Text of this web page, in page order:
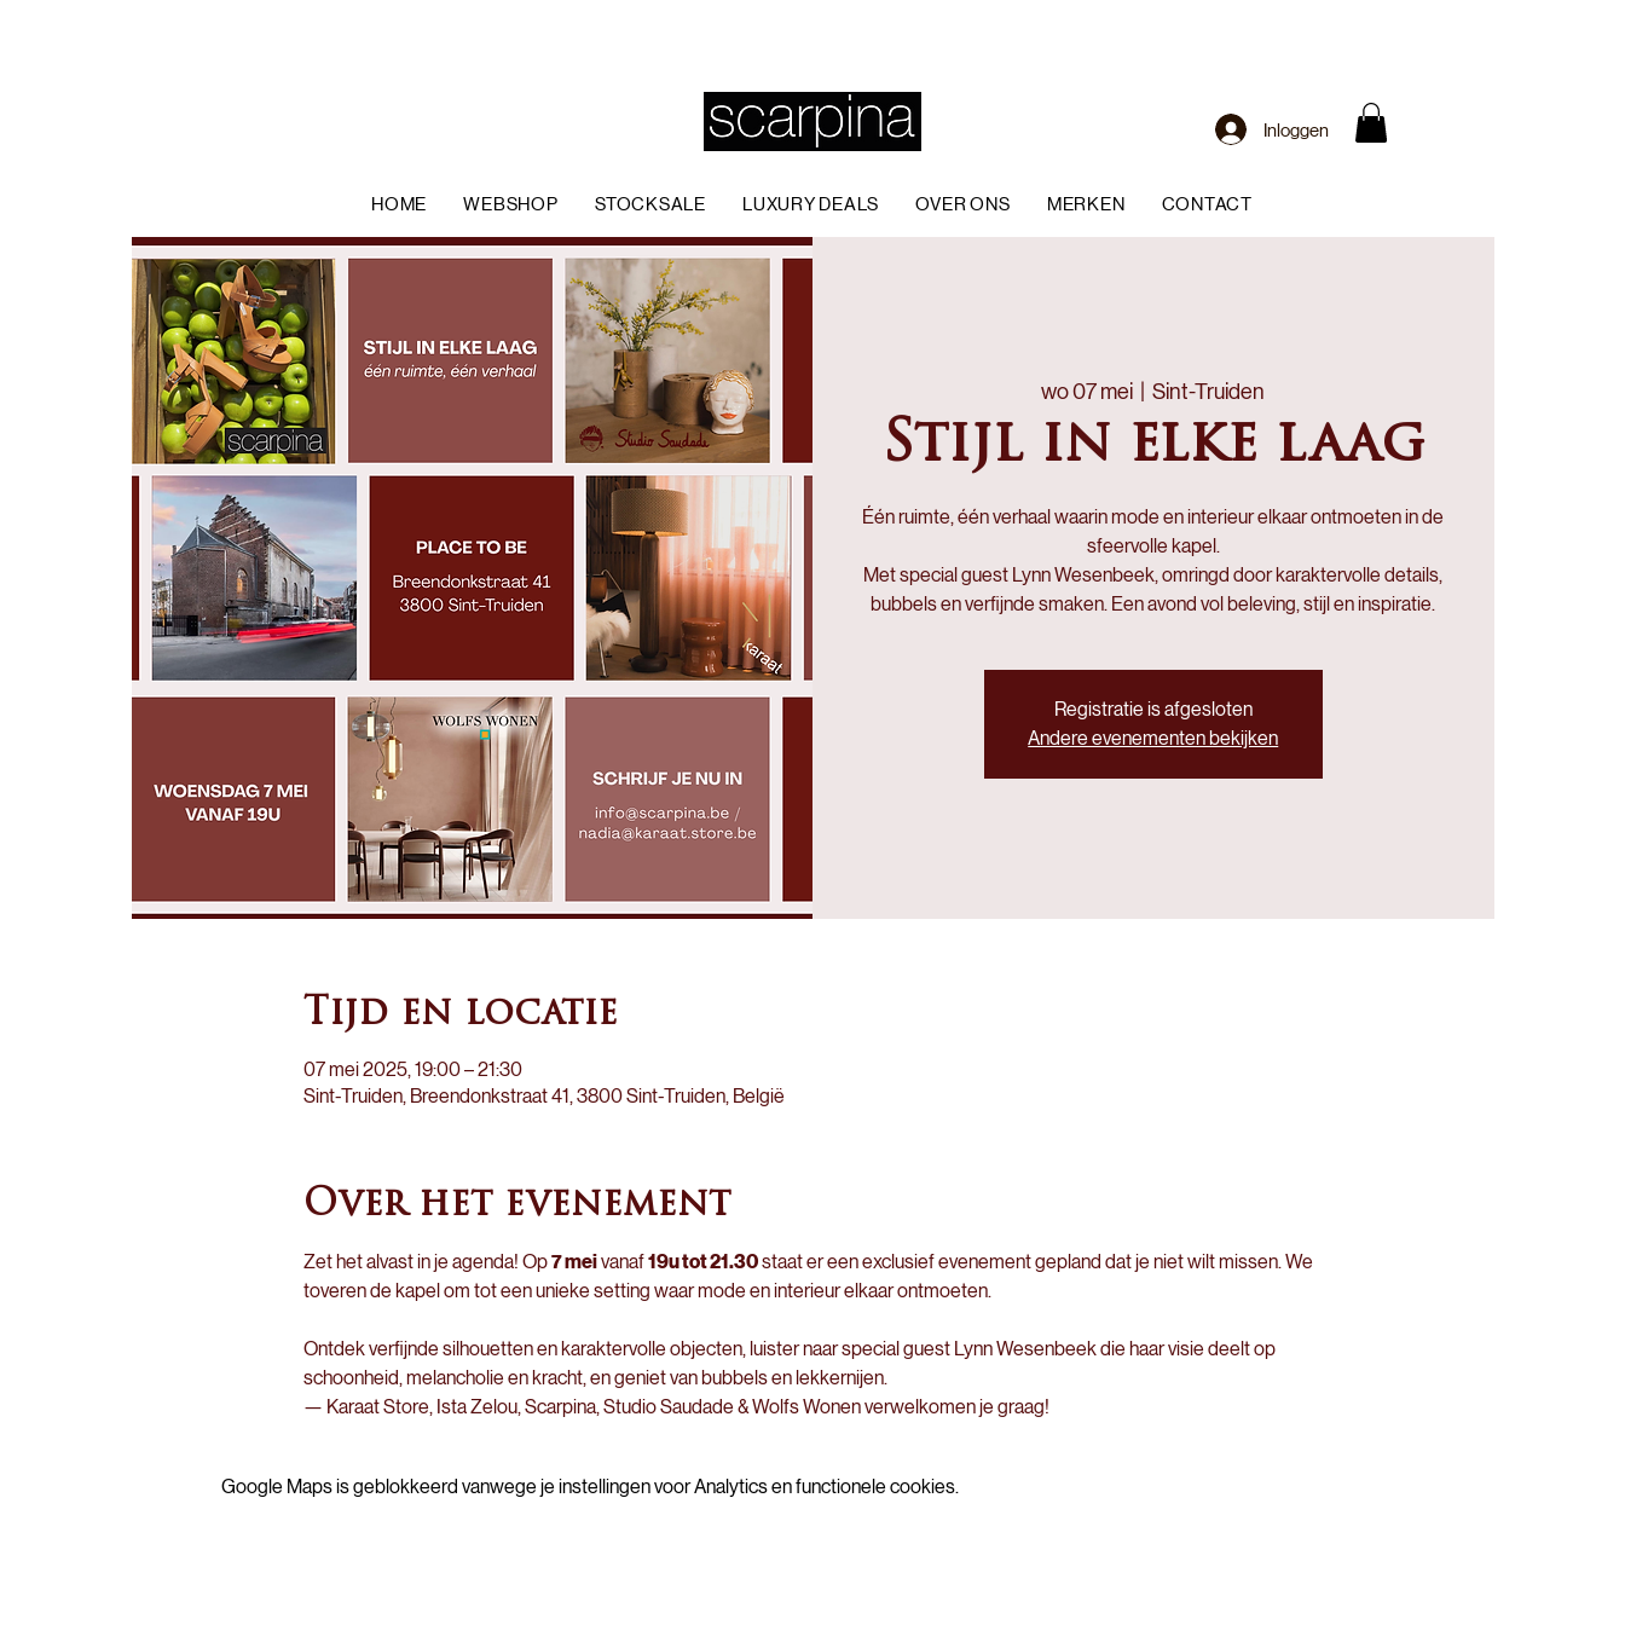
Inloggen
HOME WEBSHOP STOCKSALE LUXURY DEALS OVER ONS MERKEN CONTACT
wo 07 mei
  |
Sint-Truiden
Stijl in elke laag
Één ruimte, één verhaal waarin mode en interieur elkaar ontmoeten in de
sfeervolle kapel.
Met special guest Lynn Wesenbeek, omringd door karaktervolle details,
bubbels en verfijnde smaken. Een avond vol beleving, stijl en inspiratie.
Registratie is afgesloten
Andere evenementen bekijken
Tijd en locatie
07 mei 2025, 19:00 – 21:30
Sint-Truiden, Breendonkstraat 41, 3800 Sint-Truiden, België
Over het evenement
Zet het alvast in je agenda! Op 7 mei vanaf 19u tot 21.30 staat er een exclusief evenement gepland dat je niet wilt missen. We
toveren de kapel om tot een unieke setting waar mode en interieur elkaar ontmoeten.
Ontdek verfijnde silhouetten en karaktervolle objecten, luister naar special guest Lynn Wesenbeek die haar visie deelt op
schoonheid, melancholie en kracht, en geniet van bubbels en lekkernijen.
— Karaat Store, Ista Zelou, Scarpina, Studio Saudade & Wolfs Wonen verwelkomen je graag!
Google Maps is geblokkeerd vanwege je instellingen voor Analytics en functionele cookies.